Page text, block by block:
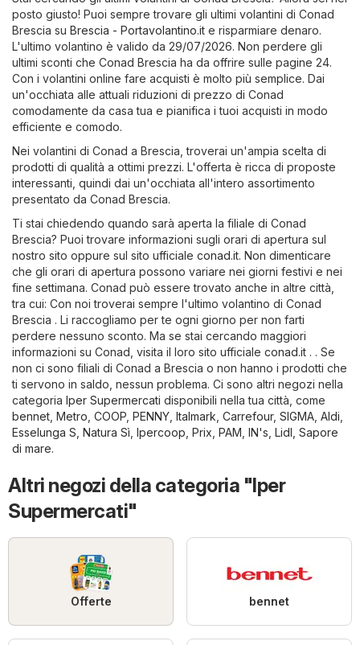
posto giusto! Puoi sempre trovare gli ultimi volantini di Conad
Brescia su Brescia - Portavolantino.it e risparmiare denaro.
L'ultimo volantino è valido da 29/07/2026. Non perdere gli
ultimi sconti che Conad Brescia ha da offrire sulle pagine 24.
Con i volantini online fare acquisti è molto più semplice. Dai
un'occhiata alle attuali riduzioni di prezzo di Conad
comodamente da casa tua e pianifica i tuoi acquisti in modo
efficiente e comodo.
Nei volantini di Conad a Brescia, troverai un'ampia scelta di
prodotti di qualità a ottimi prezzi. L'offerta è ricca di proposte
interessanti, quindi dai un'occhiata all'intero assortimento
presentato da Conad Brescia.
Ti stai chiedendo quando sarà aperta la filiale di Conad
Brescia? Puoi trovare informazioni sugli orari di apertura sul
nostro sito oppure sul sito ufficiale conad.it. Non dimenticare
che gli orari di apertura possono variare nei giorni festivi e nei
fine settimana. Conad può essere trovato anche in altre città,
tra cui: Con noi troverai sempre l'ultimo volantino di Conad
Brescia . Li raccogliamo per te ogni giorno per non farti
perdere nessuno sconto. Ma se stai cercando maggiori
informazioni su Conad, visita il loro sito ufficiale conad.it . . Se
non ci sono filiali di Conad a Brescia o non hanno i prodotti che
ti servono in saldo, nessun problema. Ci sono altri negozi nella
categoria Iper Supermercati disponibili nella tua città, come
bennet Metro COOP PENNY Italmark Carrefour, SIGMA Aldi
Esselunga S Natura Sì Ipercoop Prix PAM IN's Lidl Sapore
di mare.
Altri negozi della categoria "Iper
Supermercati"
Offerte bennet